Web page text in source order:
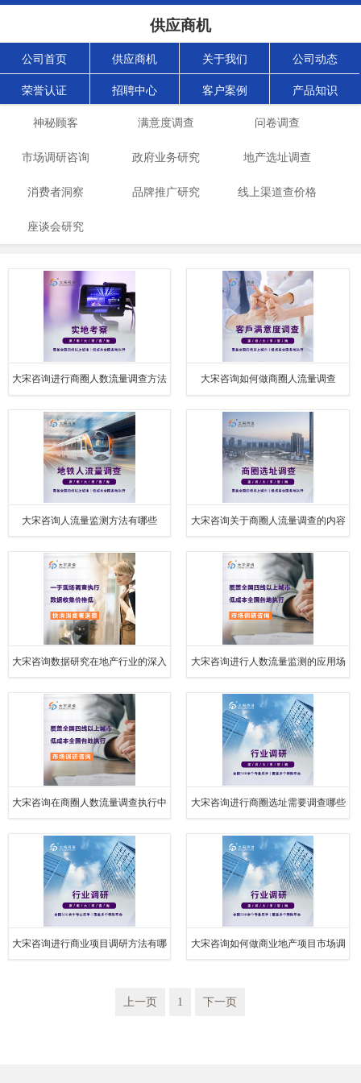
供应商机
公司首页 供应商机 关于我们 公司动态
荣誉认证 招聘中心 客户案例 产品知识
神秘顾客 满意度调查 问卷调查
市场调研咨询 政府业务研究 地产选址调查
消费者洞察 品牌推广研究 线上渠道查价格
座谈会研究
大宋咨询进行商圈人数流量调查方法
有哪些
大宋咨询如何做商圈人流量调查
大宋咨询人流量监测方法有哪些 大宋咨询关于商圈人流量调查的内容
大宋咨询数据研究在地产行业的深入
应用
大宋咨询进行人数流量监测的应用场
景
大宋咨询在商圈人数流量调查执行中
的注意事项
大宋咨询进行商圈选址需要调查哪些
内容
大宋咨询进行商业项目调研方法有哪 大宋咨询如何做商业地产项目市场调
上一页 1 下一页